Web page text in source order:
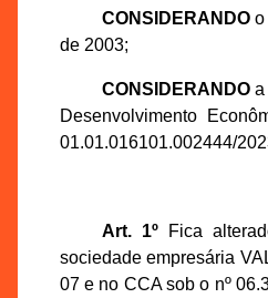
CONSIDERANDOo
de 2003;
CONSIDERANDOa
Desenvolvimento
01.01.016101.002444/
Art. 1ºFica
sociedade empresária
07 e no CCA sob o nº